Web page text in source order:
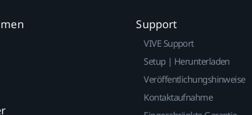
Support
VIVE Support
Setup | Herunterladen
Veröffentlichungshinweise
Kontaktaufnahme